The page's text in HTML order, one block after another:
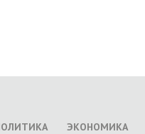
ЭКОНОМИКА